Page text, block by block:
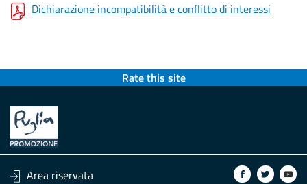
Dichiarazione incompatibilità e conflitto di interessi
Rate this site
Area riservata